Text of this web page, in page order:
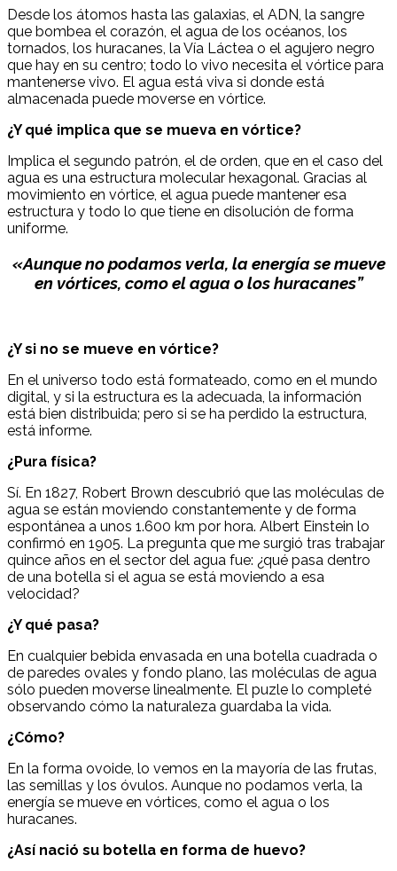
Desde los átomos hasta las galaxias, el ADN, la sangre
que bombea el corazón, el agua de los océanos, los
tornados, los huracanes, la Vía Láctea o el agujero negro
que hay en su centro; todo lo vivo necesita el vórtice para
mantenerse vivo. El agua está viva si donde está
almacenada puede moverse en vórtice.
¿Y qué implica que se mueva en vórtice?
Implica el segundo patrón, el de orden, que en el caso del
agua es una estructura molecular hexagonal. Gracias al
movimiento en vórtice, el agua puede mantener esa
estructura y todo lo que tiene en disolución de forma
uniforme.
«Aunque no podamos verla, la energía se mueve
en vórtices, como el agua o los huracanes”
¿Y si no se mueve en vórtice?
En el universo todo está formateado, como en el mundo
digital, y si la estructura es la adecuada, la información
está bien distribuida; pero si se ha perdido la estructura,
está informe.
¿Pura física?
Sí. En 1827, Robert Brown descubrió que las moléculas de
agua se están moviendo constantemente y de forma
espontánea a unos 1.600 km por hora. Albert Einstein lo
confirmó en 1905. La pregunta que me surgió tras trabajar
quince años en el sector del agua fue: ¿qué pasa dentro
de una botella si el agua se está moviendo a esa
velocidad?
¿Y qué pasa?
En cualquier bebida envasada en una botella cuadrada o
de paredes ovales y fondo plano, las moléculas de agua
sólo pueden moverse linealmente. El puzle lo completé
observando cómo la naturaleza guardaba la vida.
¿Cómo?
En la forma ovoide, lo vemos en la mayoría de las frutas,
las semillas y los óvulos. Aunque no podamos verla, la
energía se mueve en vórtices, como el agua o los
huracanes.
¿Así nació su botella en forma de huevo?